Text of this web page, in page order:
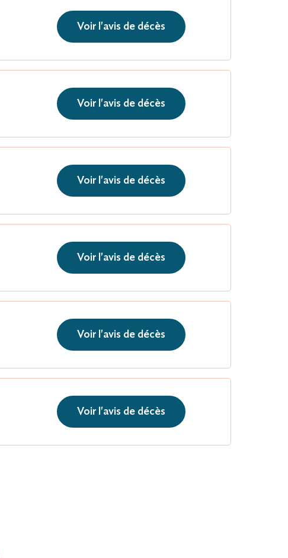
Voir l'avis de décès
Voir l'avis de décès
Voir l'avis de décès
Voir l'avis de décès
Voir l'avis de décès
Voir l'avis de décès